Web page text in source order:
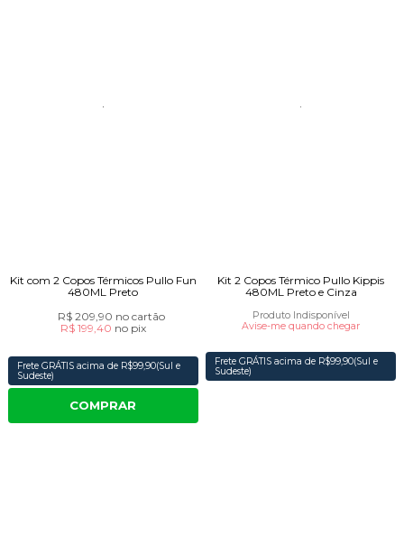
Kit com 2 Copos Térmicos Pullo Fun
480ML Preto
R$ 209,90 no cartão
R$ 199,40 no pix
Frete GRÁTIS acima de R$99,90(Sul e
Sudeste)
COMPRAR
Kit 2 Copos Térmico Pullo Kippis
480ML Preto e Cinza
Produto Indisponível
Avise-me quando chegar
Frete GRÁTIS acima de R$99,90(Sul e
Sudeste)